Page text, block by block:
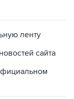
ленту
сайта